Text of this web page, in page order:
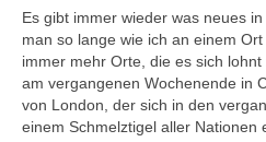
Rheinfall
Schweiz-Rigi
Luzern
Spanien
Es gibt immer wieder was neues
man so lange wie ich an einem
immer mehr Orte, die es sich
am vergangenen Wochenende in
von London, der sich in den
einem Schmelztigel aller Nationen